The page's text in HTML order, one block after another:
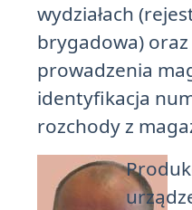
wydziałach
brygadowa)
prowadzenia
identyfikacja
rozchody z